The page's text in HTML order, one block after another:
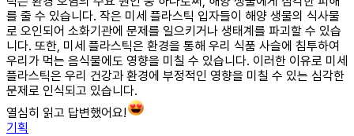
를 줄 수 있습니다. 작은 미세 플라스틱 입자들이 해양 생물의 식사물
로 오인되어 소화기관에 문제를 일으키거나 생태계를 파괴할 수 있습
니다. 또한, 미세 플라스틱은 환경을 통해 우리 식품 사슬에 침투하여
우리가 먹는 음식물에도 영향을 미칠 수 있습니다. 이러한 이유로 미세
플라스틱은 우리 건강과 환경에 부정적인 영향을 미칠 수 있는 심각한
문제로 인식되고 있습니다.
열심히 읽고 답변했어요!
기획